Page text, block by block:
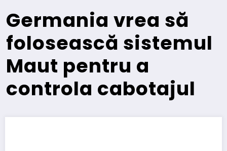
Germania vrea să
folosească sistemul
Maut pentru a
controla cabotajul